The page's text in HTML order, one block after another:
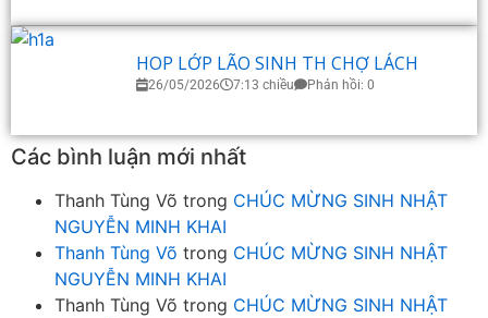
HOP LỚP LÃO SINH TH CHỢ LÁCH
26/05/2026 7:13 chiều Phản hồi: 0
Các bình luận mới nhất
Thanh Tùng Võ trong CHÚC MỪNG SINH NHẬT
NGUYỄN MINH KHAI
Thanh Tùng Võ trong CHÚC MỪNG SINH NHẬT
NGUYỄN MINH KHAI
Thanh Tùng Võ trong CHÚC MỪNG SINH NHẬT